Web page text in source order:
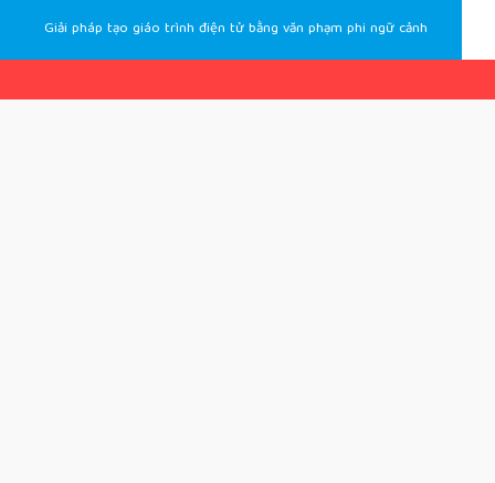
Giải pháp tạo giáo trình điện tử bằng văn phạm phi ngữ cảnh